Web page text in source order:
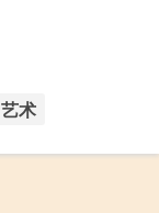
艺术